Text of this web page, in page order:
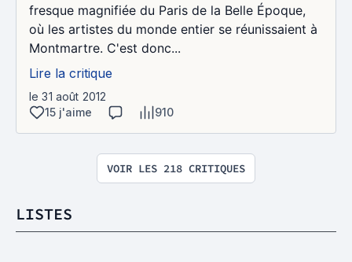
fresque magnifiée du Paris de la Belle Époque,
où les artistes du monde entier se réunissaient à
Montmartre. C'est donc...
Lire la critique
le 31 août 2012
15 j'aime
910
VOIR LES 218 CRITIQUES
LISTES